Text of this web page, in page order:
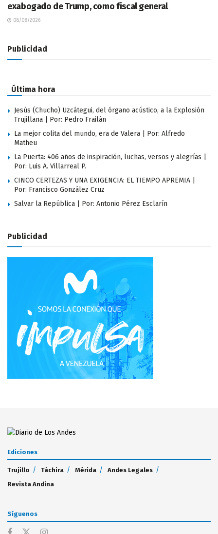
exabogado de Trump, como fiscal general
08/08/2026
Publicidad
Última hora
Jesús (Chucho) Uzcátegui, del órgano acústico, a la Explosión
Trujillana | Por: Pedro Frailán
La mejor colita del mundo, era de Valera | Por: Alfredo
Matheu
La Puerta: 406 años de inspiración, luchas, versos y alegrías |
Por: Luis A. Villarreal P.
CINCO CERTEZAS Y UNA EXIGENCIA: EL TIEMPO APREMIA |
Por: Francisco González Cruz
Salvar la República | Por: Antonio Pérez Esclarín
Publicidad
Ediciones
Trujillo Táchira Mérida
Andes Legales
Revista Andina
Síguenos